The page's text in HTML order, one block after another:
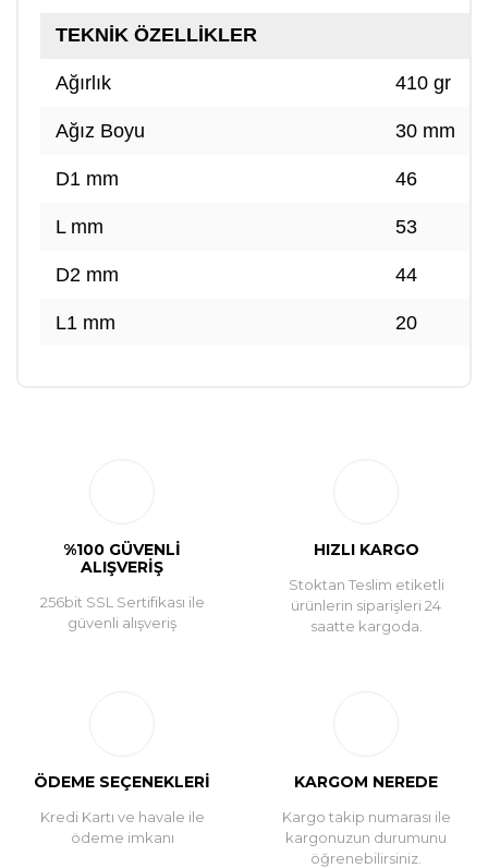
TEKNİK ÖZELLİKLER
Ağırlık 410 gr
Ağız Boyu 30 mm
D1 mm 46
L mm 53
D2 mm 44
L1 mm 20
%100 GÜVENLİ
ALIŞVERİŞ
256bit SSL Sertifikası ile
güvenli alışveriş
HIZLI KARGO
Stoktan Teslim etiketli
ürünlerin siparişleri 24
saatte kargoda.
ÖDEME SEÇENEKLERİ
Kredi Kartı ve havale ile
ödeme imkanı
KARGOM NEREDE
Kargo takip numarası ile
kargonuzun durumunu
öğrenebilirsiniz.